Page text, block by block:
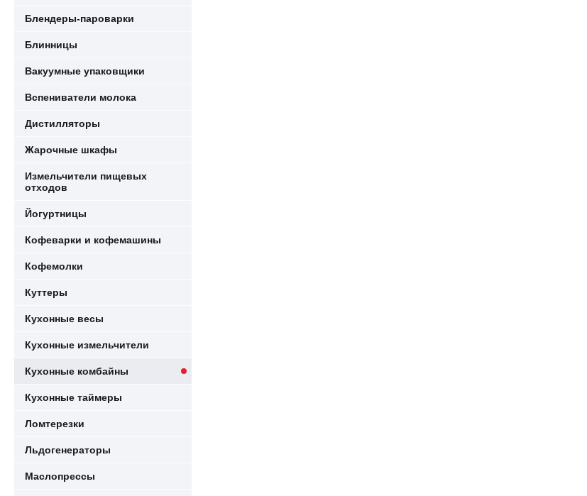
Блендеры-пароварки
Блинницы
Вакуумные упаковщики
Вспениватели молока
Дистилляторы
Жарочные шкафы
Измельчители пищевых
отходов
Йогуртницы
Кофеварки и кофемашины
Кофемолки
Куттеры
Кухонные весы
Кухонные измельчители
Кухонные комбайны
Кухонные таймеры
Ломтерезки
Льдогенераторы
Маслопрессы